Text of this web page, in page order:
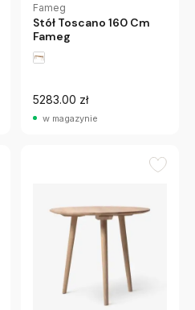
Fameg
Stół Toscano 160 Cm
Fameg
5283.00 zł
w magazynie